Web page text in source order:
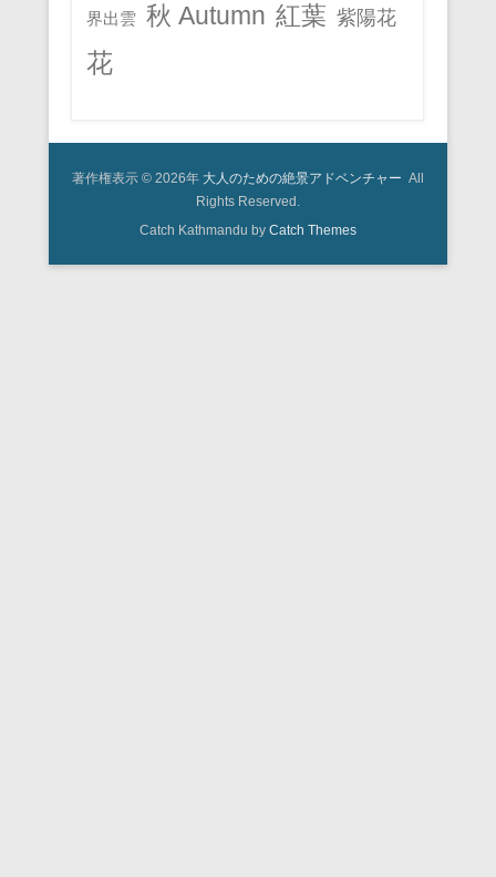
界出雲 秋 Autumn 紅葉 紫陽花
花
著作権表示 © 2026年 大人のための絶景アドベンチャー All
Rights Reserved.
Catch Kathmandu by Catch Themes